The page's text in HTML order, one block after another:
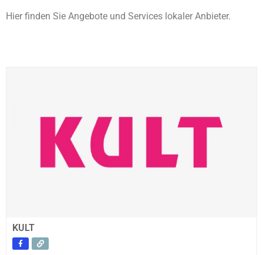
Hier finden Sie Angebote und Services lokaler Anbieter.
KULT